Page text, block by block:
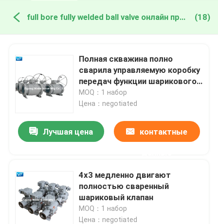
full bore fully welded ball valve онлайн производство (18)
Полная скважина полно
сварила управляемую коробку
передач функции шарикового
клапана DBB
MOQ：1 набор
Цена：negotiated
Лучшая цена контактные
4x3 медленно двигают
полностью сваренный
шариковый клапан
MOQ：1 набор
Цена：negotiated